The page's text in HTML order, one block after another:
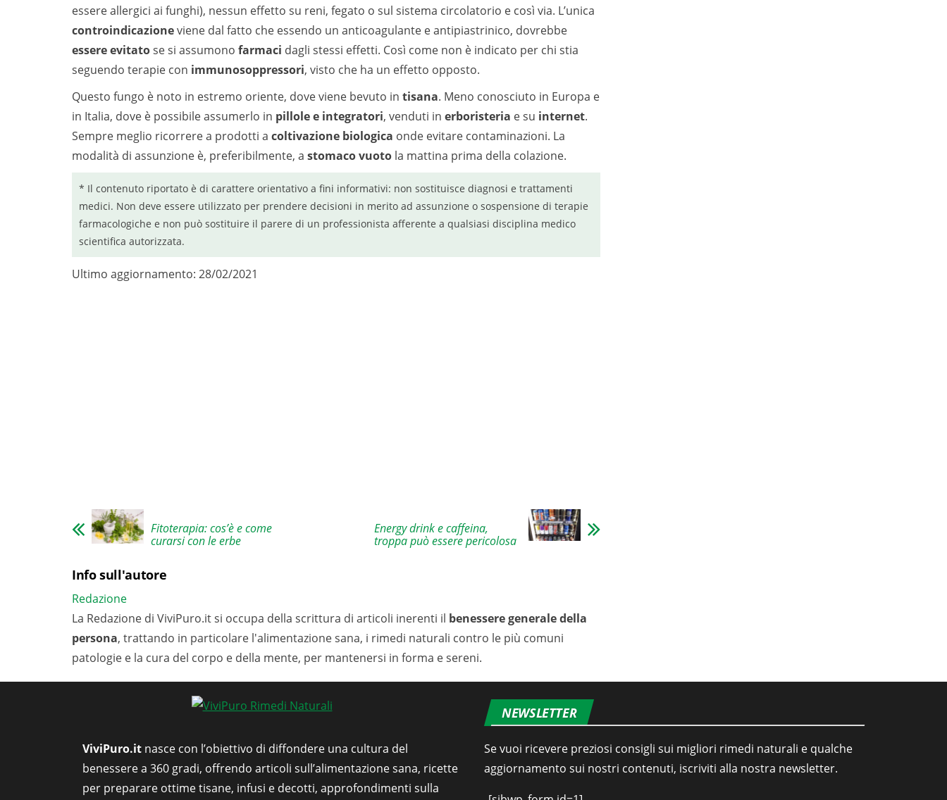
essere allergici ai funghi), nessun effetto su reni, fegato o sul sistema circolatorio e così via. L’unica
controindicazioneviene dal fatto che essendo un anticoagulante e antipiastrinico, dovrebbe
essere evitatose si assumono farmaci dagli stessi effetti. Così come non è indicato per chi stia
seguendo terapie con immunosoppressori, visto che ha un effetto opposto.
Questo fungo è noto in estremo oriente, dove viene bevuto in tisana. Meno conosciuto in Europa e
in Italia, dove è possibile assumerlo in pillole e integratori, venduti in erboristeria e su internet.
Sempre meglio ricorrere a prodotti a coltivazione biologica onde evitare contaminazioni. La
modalità di assunzione è, preferibilmente, a stomaco vuoto la mattina prima della colazione.
* Il contenuto riportato è di carattere orientativo a fini informativi: non sostituisce diagnosi e trattamenti
medici. Non deve essere utilizzato per prendere decisioni in merito ad assunzione o sospensione di terapie
farmacologiche e non può sostituire il parere di un professionista afferente a qualsiasi disciplina medico
scientifica autorizzata.
Ultimo aggiornamento: 28/02/2021
Fitoterapia: cos’è e come
curarsi con le erbe
Energy drink e caffeina,
troppa può essere pericolosa
Info sull'autore
Redazione
La Redazione di ViviPuro.it si occupa della scrittura di articoli inerenti il benessere generale della
persona, trattando in particolare l'alimentazione sana, i rimedi naturali contro le più comuni
patologie e la cura del corpo e della mente, per mantenersi in forma e sereni.
ViviPuro.it nasce con l’obiettivo di diffondere una cultura del
benessere a 360 gradi, offrendo articoli sull’alimentazione sana, ricette
per preparare ottime tisane, infusi e decotti, approfondimenti sulla
NEWSLETTER
Se vuoi ricevere preziosi consigli sui migliori rimedi naturali e qualche
aggiornamento sui nostri contenuti, iscriviti alla nostra newsletter.